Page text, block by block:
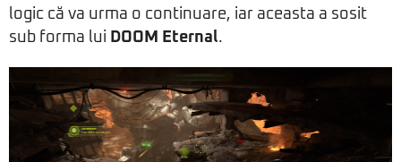
logic că va urma o continuare, iar aceasta a sosit
sub forma lui DOOM Eternal.